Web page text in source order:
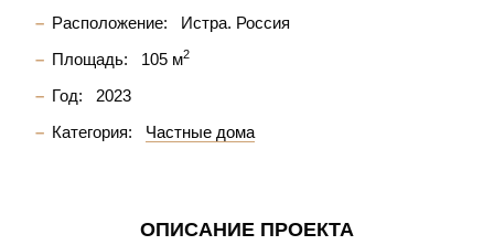
Расположение:
Истра. Россия
Площадь:
105 м2
Год:
2023
Категория:
Частные дома
ОПИСАНИЕ ПРОЕКТА